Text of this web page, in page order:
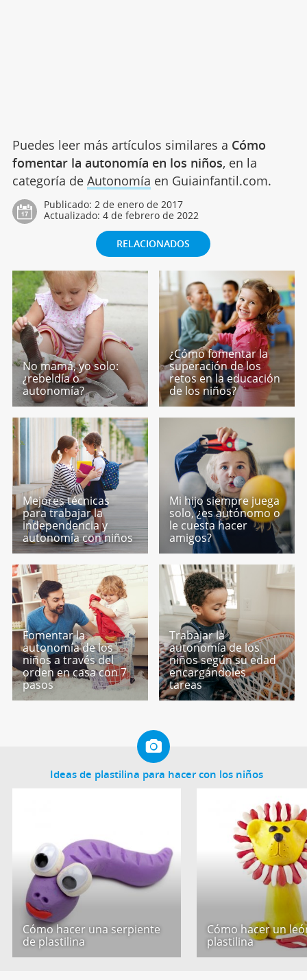
Puedes leer más artículos similares a Cómo
fomentar la autonomía en los niños, en la
categoría de Autonomía en Guiainfantil.com.
Publicado: 2 de enero de 2017
Actualizado: 4 de febrero de 2022
RELACIONADOS
No mamá, yo solo:
¿rebeldía o
autonomía?
¿Cómo fomentar la
superación de los
retos en la educación
de los niños?
Mejores técnicas
para trabajar la
independencia y
autonomía con niños
Mi hijo siempre juega
solo, ¿es autónomo o
le cuesta hacer
amigos?
Fomentar la
autonomía de los
niños a través del
orden en casa con 7
pasos
Trabajar la
autonomía de los
niños según su edad
encargándoles
tareas
Ideas de plastilina para hacer con los niños
Cómo hacer una serpiente
de plastilina
Cómo hacer un
plastilina